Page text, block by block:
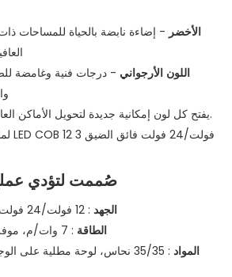
الأخضر - إضاءة نابضة بالحياة للمساحات ذات
اللون الأرجواني - درجات فنية وغامضة
يفتح كل لون إمكانية جديدة لتحويل الأماكن العادية إلى تجارب غير عادية.
صُممت لتؤدي
الجهد : 12 فولت/24 فولت لحلول الطاقة المرنة
الطاقة : 7 وات/م، موفرة للطاقة ولكنها قوية
المواد
: 35/35 نحاس، لوحة مطلية على